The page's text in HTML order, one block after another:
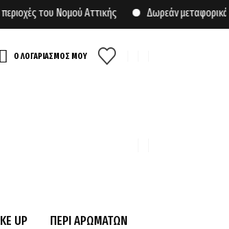
του Νομού Αττικής Δωρεάν μεταφορικά για
Ο ΛΟΓΑΡΙΑΣΜΟΣ ΜΟΥ
UP ΠΕΡΙ ΑΡΩΜΑΤΩΝ